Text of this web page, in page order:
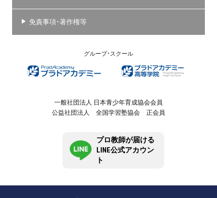
免責事項・著作権等
グループ・スクール
一般社団法人 日本青少年育成協会会員
公益社団法人 全国学習塾協会 正会員
プロ教師が届ける
LINE公式アカウン
ト